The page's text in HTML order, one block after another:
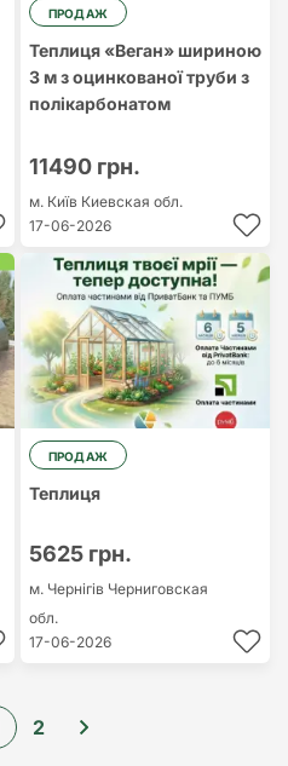
ПРОДАЖ
Теплиця «Веган» шириною
3 м з оцинкованої труби з
полікарбонатом
11490 грн.
м. Київ Киевская обл.
17-06-2026
ПРОДАЖ
Теплиця
5625 грн.
м. Чернігів Черниговская
обл.
17-06-2026
2